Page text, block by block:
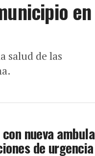
en
salud de las
nueva
de urgencia